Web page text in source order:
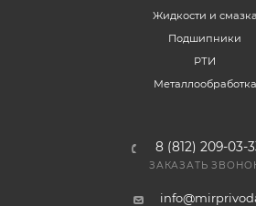
Жидкости и смазка
Подшипники
РТИ
Металлообработка
8 (812) 209-03-
ЗАКАЗАТЬ